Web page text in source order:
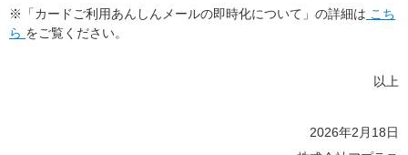
※「カードご利用あんしんメールの即時化について」の詳細は こち
ら をご覧ください。
以上
2026年2月18日